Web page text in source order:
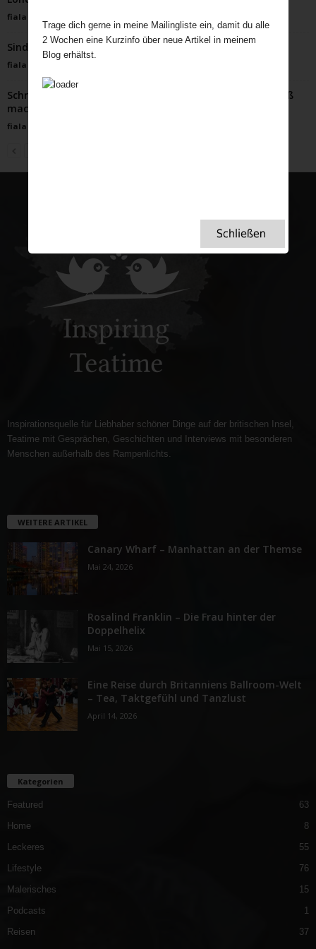
fiala
Sind Briten besessen vom Wetter?
fiala
Schräge britische Weihnachtstraditionen, die richtig Spaß
machen
fiala
Inspirationsquelle für Liebhaber schöner Dinge auf der britischen Insel,
Teatime mit Gesprächen, Geschichten und Interviews mit besonderen
Menschen außerhalb des Rampenlichts.
WEITERE ARTIKEL
Canary Wharf – Manhattan an der Themse
Mai 24, 2026
Rosalind Franklin – Die Frau hinter der
Doppelhelix
Mai 15, 2026
Eine Reise durch Britanniens Ballroom-Welt
– Tea, Taktgefühl und Tanzlust
April 14, 2026
Kategorien
Featured
63
Home
8
Leckeres
55
Lifestyle
76
Malerisches
15
Podcasts
1
Reisen
37
Trage dich gerne in meine Mailingliste ein, damit du alle
2 Wochen eine Kurzinfo über neue Artikel in meinem
Blog erhältst.